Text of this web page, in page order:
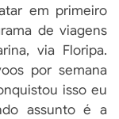
em primeiro
de viagens
via Floripa.
por semana
isso eu
assunto é a